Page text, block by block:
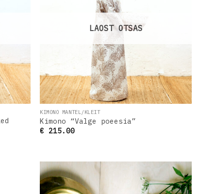
LAOST OTSAS
KIMONO MANTEL/KLEIT
Kimono “Valge poeesia”
€ 215.00